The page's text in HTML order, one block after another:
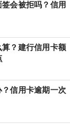
会被拒吗？信用
？建行信用卡额
信用卡逾期一次